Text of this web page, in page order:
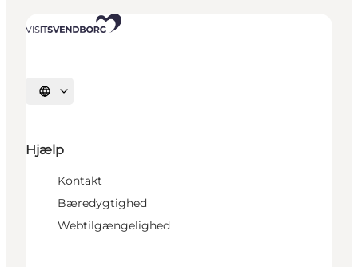
Vælg sprog
Hjælp
Kontakt
Bæredygtighed
Webtilgængelighed